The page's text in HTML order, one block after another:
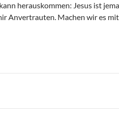
herauskommen: Jesus ist
Anvertrauten. Machen wir es